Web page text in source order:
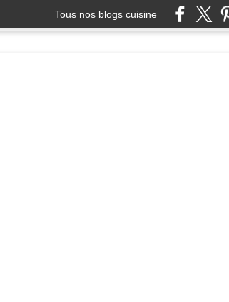
Tous nos blogs cuisine